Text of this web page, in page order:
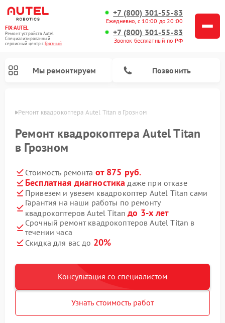
FIX-AUTEL
Ремонт устройств Autel
Специализированный
cервисный центр г.Грозный
+7 (800) 301-55-83
Ежедневно, с 10:00 до 20:00
+7 (800) 301-55-83
Звонок бесплатный по РФ
Мы ремонтируем Позвонить
Ремонт квадрокоптера Autel Titan в Грозном
Ремонт квадрокоптера Autel Titan
в Грозном
Стоимость ремонта от 875 руб.
Бесплатная диагностика даже при отказе
Привезем и увезем квадрокоптер Autel Titan сами
Гарантия на наши работы по ремонту
квадрокоптеров Autel Titanдо 3-х лет
Срочный ремонт квадрокоптеров Autel Titan в
течении часа
Скидка для вас до 20%
Консультация со специалистом
Узнать стоимость работ